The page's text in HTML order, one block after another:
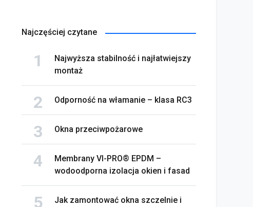
Najczęściej czytane
Najwyższa stabilność i najłatwiejszy
montaż
Odporność na włamanie – klasa RC3
Okna przeciwpożarowe
Membrany VI-PRO® EPDM –
wodoodporna izolacja okien i fasad
Jak zamontować okna szczelnie i